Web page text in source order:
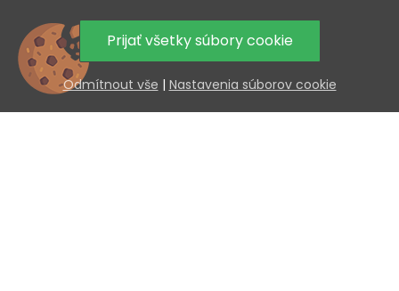
UŽITOČNÉ INFORMÁCIE
AKCIA A NOVINKY NA VÁŠ E-MAIL
Prijať všetky súbory cookie
Odmítnout vše | Nastavenia súborov cookie